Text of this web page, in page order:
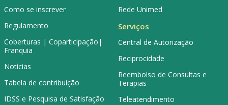
Como se inscrever
Regulamento
Coberturas | Coparticipação|
Franquia
Notícias
Tabela de contribuição
IDSS e Pesquisa de Satisfação
Rede Unimed
Serviços
Central de Autorização
Reciprocidade
Reembolso de Consultas e
Terapias
Teleatendimento